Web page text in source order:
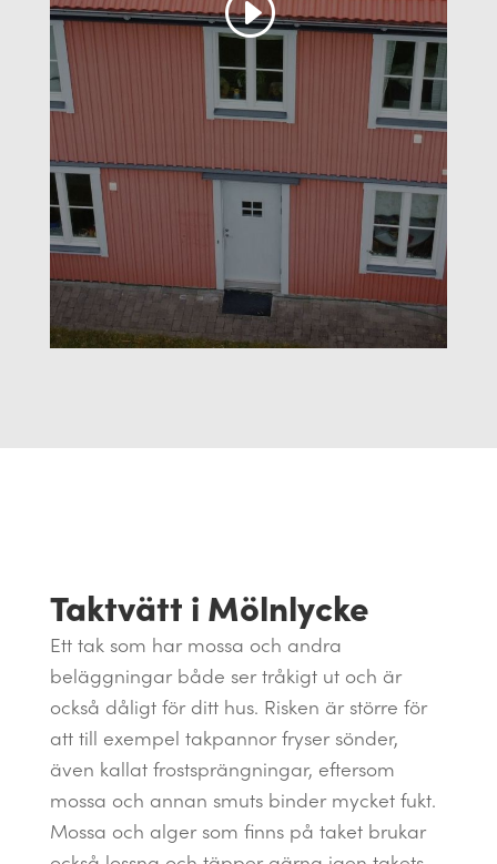
Taktvätt i Mölnlycke
Ett tak som har mossa och andra
beläggningar både ser tråkigt ut och är
också dåligt för ditt hus. Risken är större för
att till exempel takpannor fryser sönder,
även kallat frostsprängningar, eftersom
mossa och annan smuts binder mycket fukt.
Mossa och alger som finns på taket brukar